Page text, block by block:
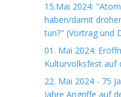
15.Mai 2024:
haben/damit
tun?" (Vortrag und
01. Mai 2024:
Kulturvolksfest auf
22. Mai 2024 - 75
Jahre Angriffe auf